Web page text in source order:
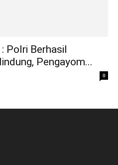
Polri Berhasil
Pengayom...
0